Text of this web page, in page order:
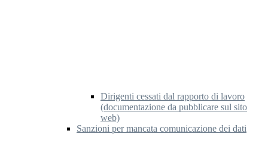
Dirigenti cessati dal rapporto di lavoro
(documentazione da pubblicare sul sito
web)
Sanzioni per mancata comunicazione dei dati